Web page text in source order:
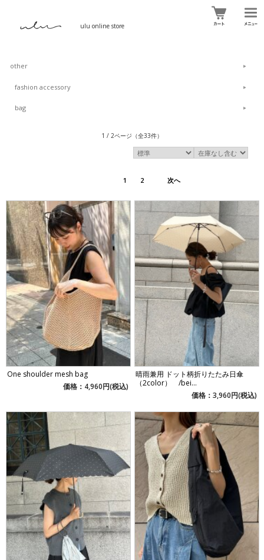
ulu online store
other
fashion accessory
bag
1 / 2ページ （全33件）
1 2 次へ
One shoulder mesh bag
価格：4,960円(税込)
晴雨兼用 ドット柄折りたたみ日傘
（2color） /bei...
価格：3,960円(税込)